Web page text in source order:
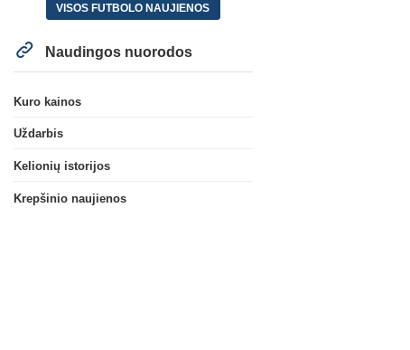
VISOS FUTBOLO NAUJIENOS
Naudingos nuorodos
Kuro kainos
Uždarbis
Kelionių istorijos
Krepšinio naujienos